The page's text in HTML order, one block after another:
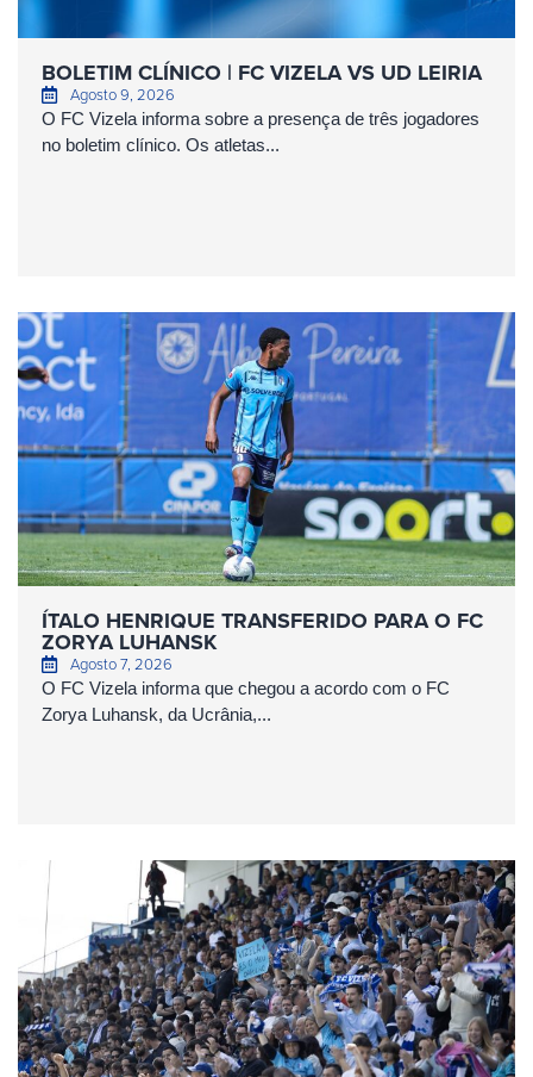
BOLETIM CLÍNICO | FC VIZELA VS UD LEIRIA
Agosto 9, 2026
O FC Vizela informa sobre a presença de três jogadores
no boletim clínico. Os atletas...
ÍTALO HENRIQUE TRANSFERIDO PARA O FC
ZORYA LUHANSK
Agosto 7, 2026
O FC Vizela informa que chegou a acordo com o FC
Zorya Luhansk, da Ucrânia,...